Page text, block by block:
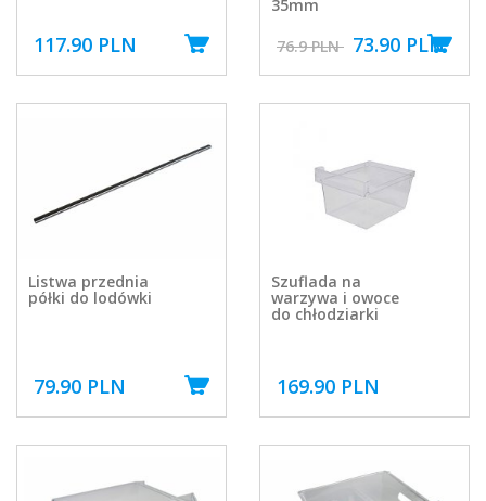
117.90 PLN
35mm
76.9 PLN 73.90 PLN
Listwa przednia
półki do lodówki
79.90 PLN
Szuflada na
warzywa i owoce
do chłodziarki
169.90 PLN